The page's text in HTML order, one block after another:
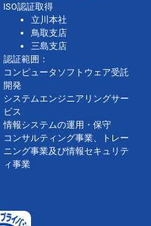
ISO認証取得
立川本社
鳥取支店
三島支店
認証範囲：
コンピュータソフトウェア受託
開発
システムエンジニアリングサー
ビス
情報システムの運用・保守
コンサルティング事業、トレー
ニング事業及び情報セキュリテ
ィ事業